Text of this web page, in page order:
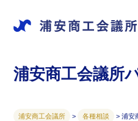
浦安商工会議所
浦安商工会議所 > 各種相談 >浦安